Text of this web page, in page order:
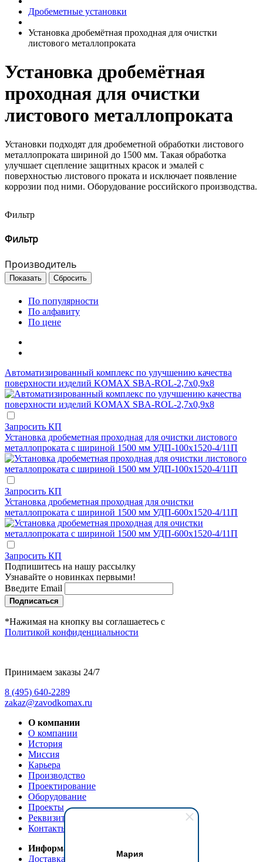
Мария
Дробеметные установки
Установка дробемётная проходная для очистки
листового металлопроката
Установка дробемётная
проходная для очистки
листового металлопроката
Установки подходят для дробеметной обработки листового
металлопроката шириной до 1500 мм. Такая обработка
улучшает сцепление защитных красок и эмалей с
поверхностью листового проката и исключает появление
коррозии под ними. Оборудование российского производства.
Фильтр
Фильтр
Производитель
По популярности
По алфавиту
По цене
Автоматизированный комплекс по улучшению качества
поверхности изделий KOMAX SBA-ROL-2,7х0,9х8
Запросить КП
Установка дробеметная проходная для очистки листового
металлопроката с шириной 1500 мм УДП-100х1520-4/11П
Запросить КП
Установка дробеметная проходная для очистки
металлопроката с шириной 1500 мм УДП-600х1520-4/11П
Запросить КП
Подпишитесь на нашу рассылку
Узнавайте о новинках первыми!
Введите Email
Подписаться
*Нажимая на кнопку вы соглашаетесь с
Политикой конфиденциальности
Принимаем заказы 24/7
8 (495) 640-2289
zakaz@zavodkomax.ru
О компании
О компании
История
Миссия
Карьера
Производство
Проектирование
Оборудование
Проекты
Реквизиты
Контакты
Информация
Доставка и оплата